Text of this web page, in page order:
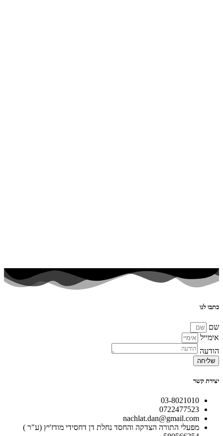
כתבו לנו
שם
אימייל
הודעה
שליחה
יצירת קשר
03-8021010
0722477523
nachlat.dan@gmail.com
מפעלי התורה הצדקה והחסד נחלת דן דחסידי מודז'יץ (ע"ר )